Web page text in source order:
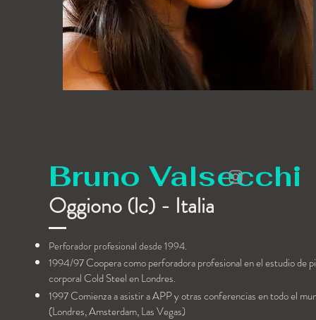
Bruno Valsecchi
Oggiono (lc) - Italia
Perforador profesional desde 1994.
1994/97 Coopera como perforadora profesional en el estudio de
corporal Cold Steel en Londres.
1997 Comienza a asistir a APP y otras conferencias en todo el
(Londres, Amsterdam, Las Vegas)